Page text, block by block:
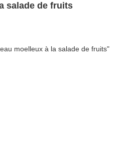
salade de fruits